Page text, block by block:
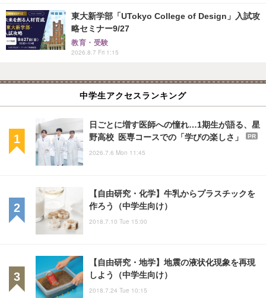
東大新学部「UTokyo College of Design」入試攻
略セミナー9/27
教育・受験
2026.8.7 Fri 1:15
中学生アクセスランキング
日ごとに増す医師への憧れ…1期生が語る、星
野高校 医専コースでの「学びの楽しさ」
PR
2026.7.6 Mon 11:45
【自由研究・化学】牛乳からプラスチックを
作ろう（中学生向け）
2018.7.10 Tue 15:00
【自由研究・地学】地震の液状化現象を再現
しよう（中学生向け）
2018.7.24 Tue 10:15